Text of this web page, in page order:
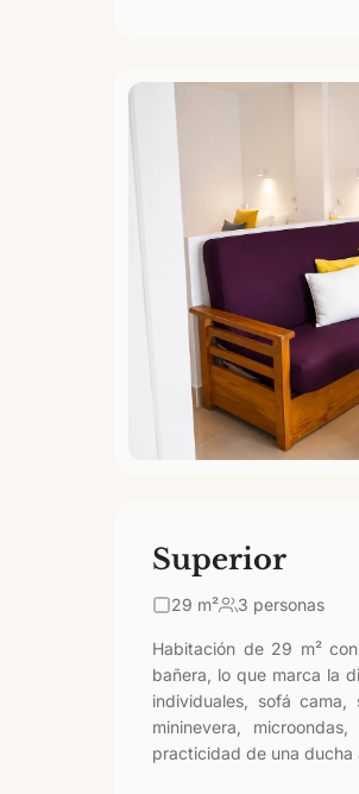
Superior
29 m² 3 personas
Habitación de 29 m²
bañera, lo que marca la
individuales, sofá
mininevera,
practicidad de una